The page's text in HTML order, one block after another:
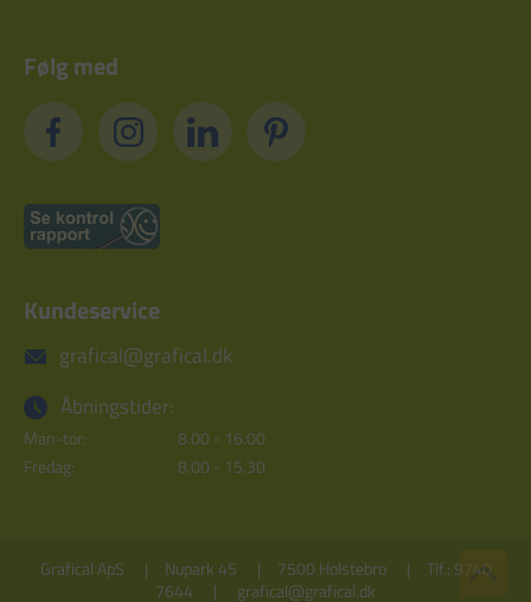
Følg med
Kundeservice
grafical@grafical.dk
Åbningstider:
Man-tor:
8.00 - 16.00
Fredag:
8.00 - 15.30
Grafical ApS Nupark 45 7500 Holstebro
Tlf.: 9740
7644
grafical@grafical.dk